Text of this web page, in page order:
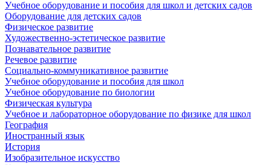
Учебное оборудование и пособия для школ и детских садов
Оборудование для детских садов
Физическое развитие
Художественно-эстетическое развитие
Познавательное развитие
Речевое развитие
Социально-коммуникативное развитие
Учебное оборудование и пособия для школ
Учебное оборудование по биологии
Физическая культура
Учебное и лабораторное оборудование по физике для школ
География
Иностранный язык
История
Изобразительное искусство